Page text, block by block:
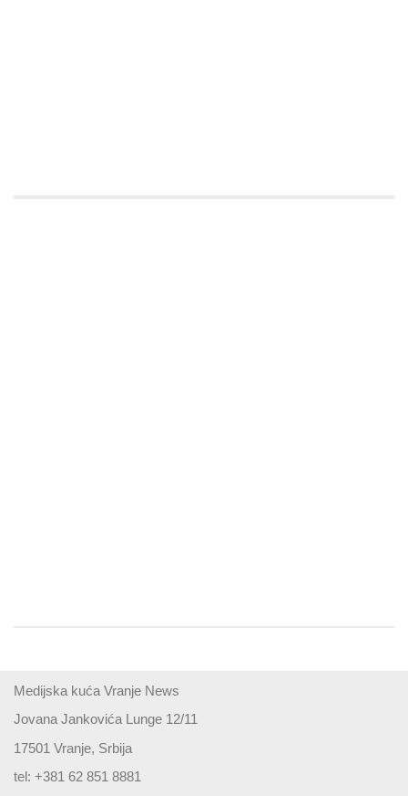
Medijska kuća Vranje News
Jovana Jankovića Lunge 12/11
17501 Vranje, Srbija
tel: +381 62 851 8881